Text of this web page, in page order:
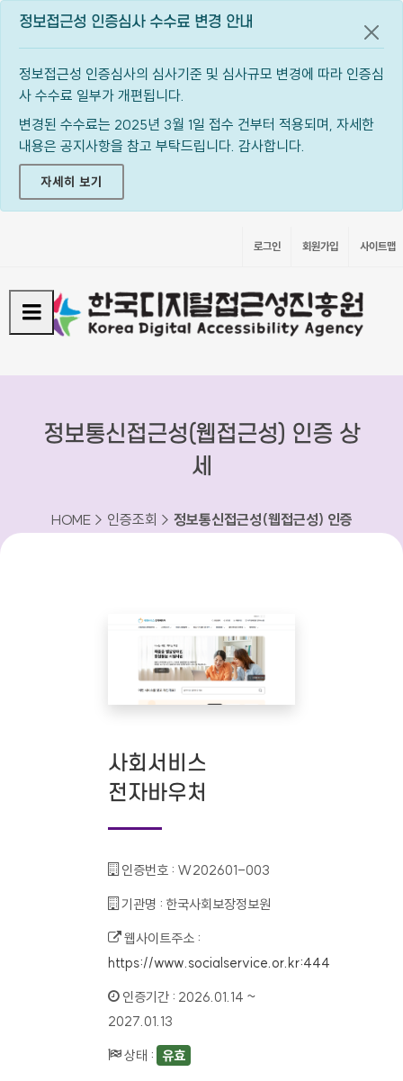
정보접근성 인증심사 수수료 변경 안내
정보접근성 인증심사의 심사기준 및 심사규모 변경에 따라 인증심
사 수수료 일부가 개편됩니다.
변경된 수수료는 2025년 3월 1일 접수 건부터 적용되며, 자세한
내용은 공지사항을 참고 부탁드립니다. 감사합니다.
자세히 보기
공지
로그인 회원가입 사이트맵
정보통신접근성(웹접근성) 인증 상
세
HOME > 인증조회 > 정보통신접근성(웹접근성) 인증
사회서비스
전자바우처
인증번호 : W202601-003
기관명 : 한국사회보장정보원
웹사이트주소 :
https://www.socialservice.or.kr:444
인증기간 : 2026.01.14 ~
2027.01.13
상태 : 유효